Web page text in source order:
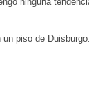
un piso de Duisburgo: